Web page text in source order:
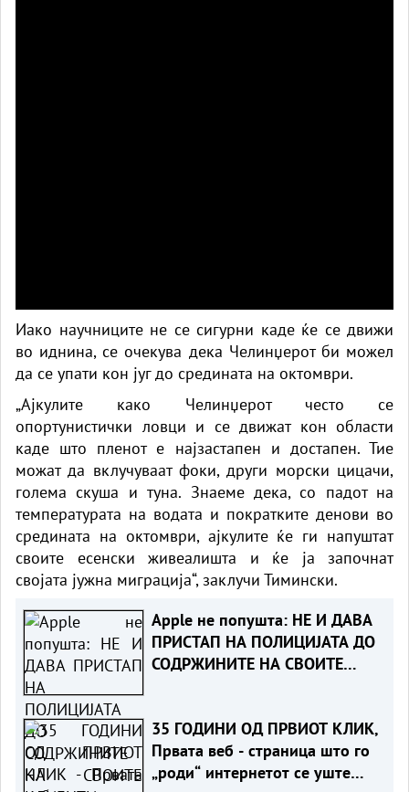
Иако научниците не се сигурни каде ќе се движи
во иднина, се очекува дека Челинџерот би можел
да се упати кон југ до средината на октомври.
„Ајкулите како Челинџерот често се
опортунистички ловци и се движат кон области
каде што пленот е најзастапен и достапен. Тие
можат да вклучуваат фоки, други морски цицачи,
голема скуша и туна. Знаеме дека, со падот на
температурата на водата и пократките денови во
средината на октомври, ајкулите ќе ги напуштат
своите есенски живеалишта и ќе ја започнат
својата јужна миграција“, заклучи Тимински.
Apple не попушта: НЕ И ДАВА
ПРИСТАП НА ПОЛИЦИЈАТА ДО
СОДРЖИНИТЕ НА СВОИТЕ
35 ГОДИНИ ОД ПРВИОТ КЛИК,
Првата веб - страница што го
„роди“ интернетот се уште